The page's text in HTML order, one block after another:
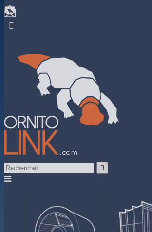

